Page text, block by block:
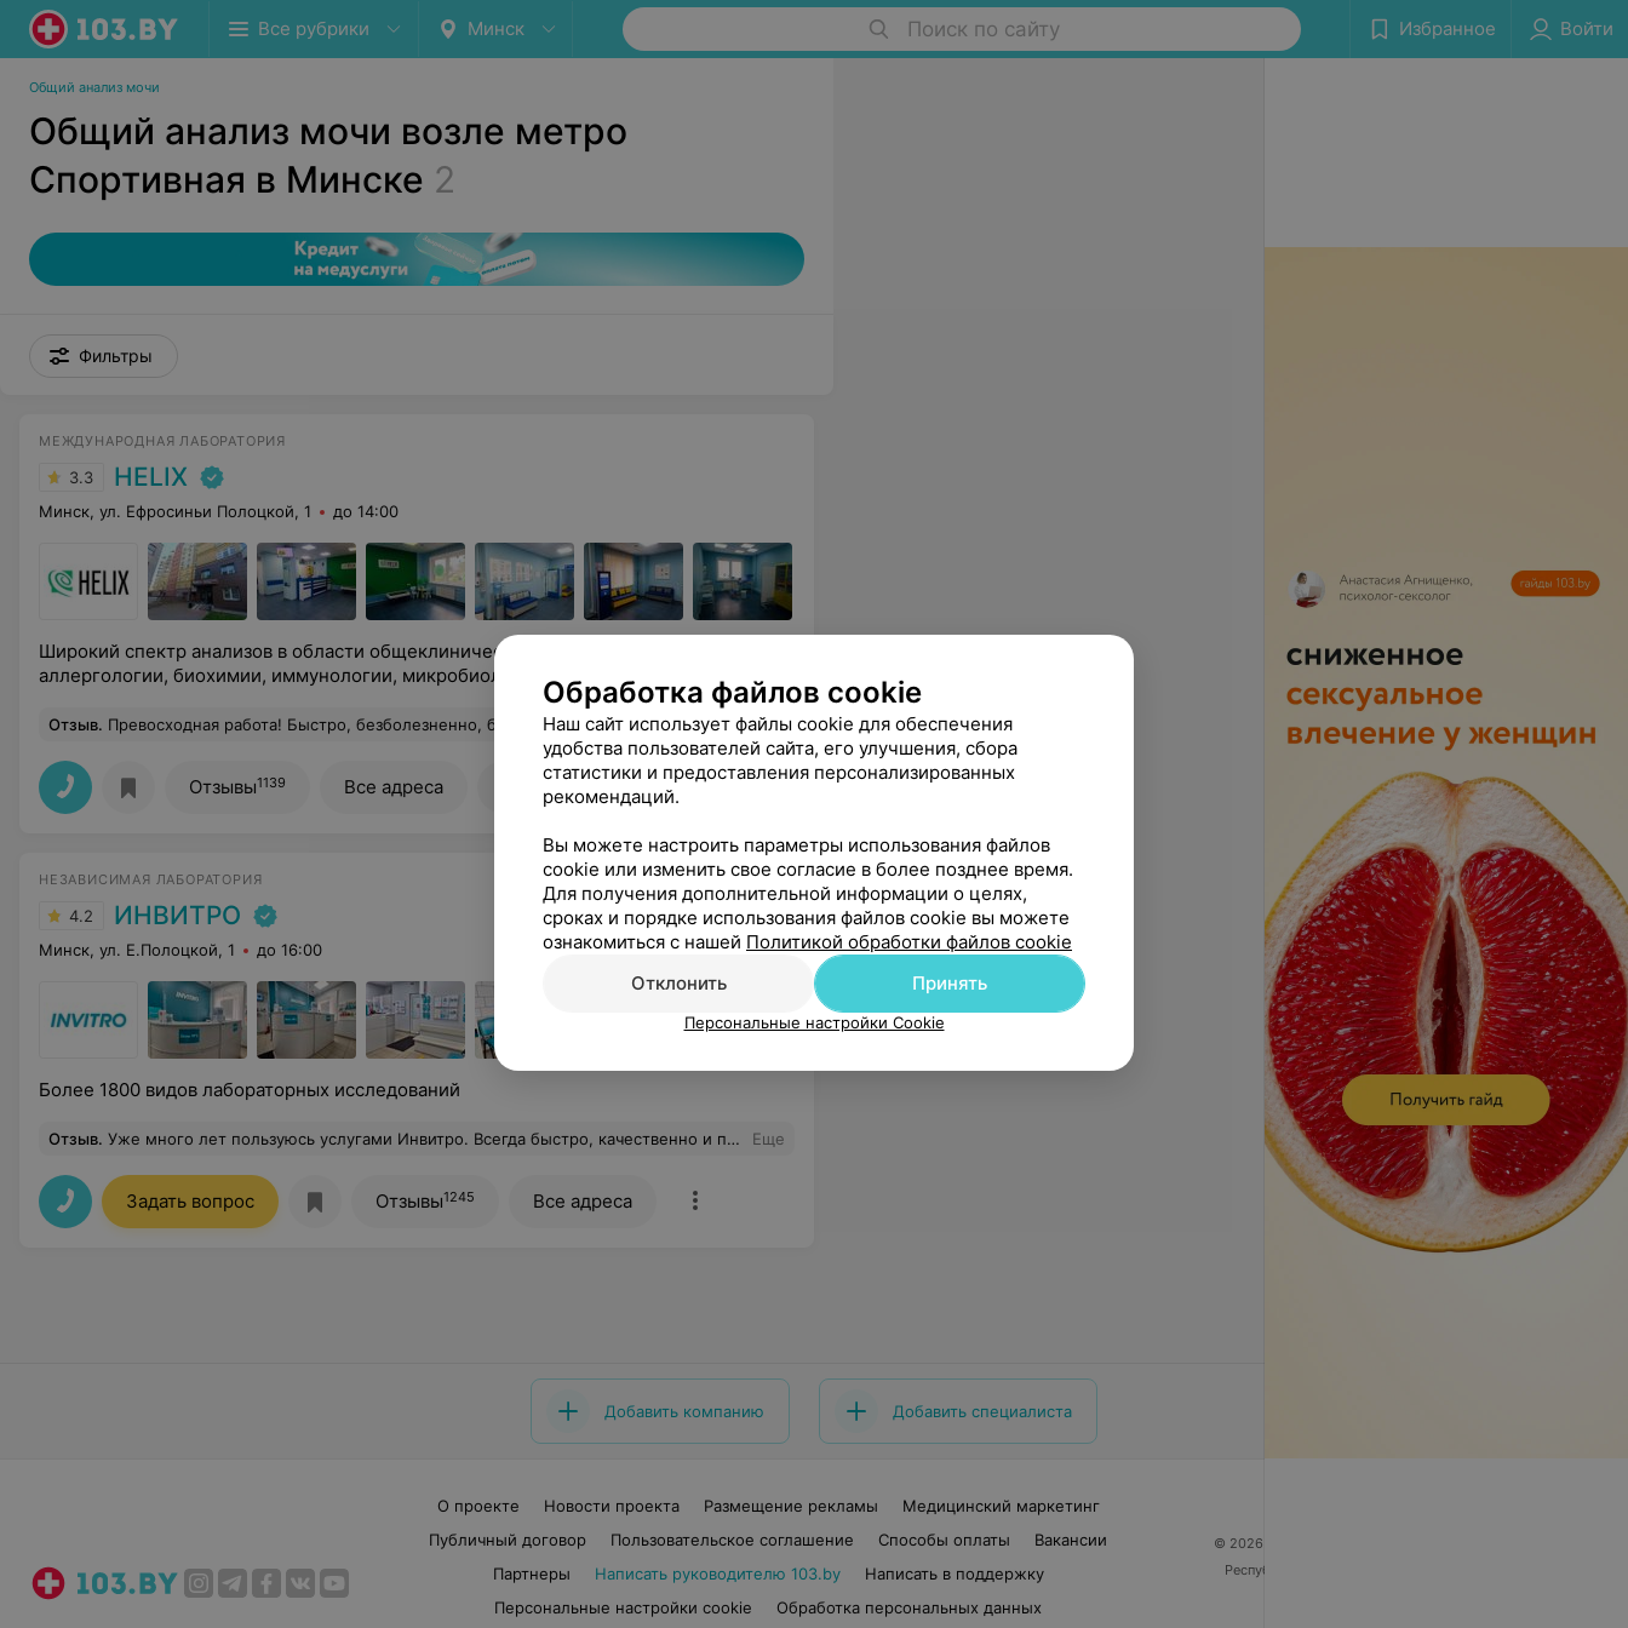
Все рубрики Минск Поиск по сайту Избранное Войти
Общий анализ мочи
Общий анализ мочи возле метро
Спортивная в Минске 2
Фильтры
МЕЖДУНАРОДНАЯ ЛАБОРАТОРИЯ
3.3 HELIX
Минск, ул. Ефросиньи Полоцкой, 1 до 14:00
Широкий спектр анализов в области общеклинических исследований,
аллергологии, биохимии, иммунологии, микробиологии и др.
Отзыв. Превосходная работа! Быстро, безболезненно, без синяков и боли в течении дня, учитывая, что вен абсолютно не видно и мало кто их мог нащупать. Чудесная девочка в кабинете забора крови. Спасибо огромное❤️ Еще
Отзывы1139 Все адреса Все цены
НЕЗАВИСИМАЯ ЛАБОРАТОРИЯ
4.2 ИНВИТРО
Минск, ул. Е.Полоцкой, 1 до 16:00
Более 1800 видов лабораторных исследований
Отзыв. Уже много лет пользуюсь услугами Инвитро. Всегда быстро, качественно и по cito. Удобное расположение возле дома. В субботу в 7:30 сдала много анализов (ОАК, кровь на группу, гормоны, вирусы, биохимия) — и уже к 17 вечера этого же дня все анализы были готовы! Очень удобно! Также можно заказать результаты на английском языке, тогда все ещё и с переводом. Инвитро Кунцевщина — супер! Благодарю! Еще
Задать вопрос Отзывы1245 Все адреса
Добавить компанию Добавить специалиста
О проекте Новости проекта Размещение рекламы
Медицинский маркетинг
Публичный договор
Пользовательское соглашение Способы оплаты
Вакансии
Партнеры
Написать руководителю 103.by
Написать в поддержку
Персональные настройки cookie
Обработка персональных данных
© 2026 ООО «Артокс Лаб», УНП 191700409
Республика Беларусь, г. Минск, улица Толбухина, 2,
Обработка файлов cookie
Наш сайт использует файлы cookie для обеспечения
удобства пользователей сайта, его улучшения, сбора
статистики и предоставления персонализированных
рекомендаций.
Вы можете настроить параметры использования файлов
cookie или изменить свое согласие в более позднее время.
Для получения дополнительной информации о целях,
сроках и порядке использования файлов cookie вы можете
ознакомиться с нашей Политикой обработки файлов cookie
Отклонить
Принять
Персональные настройки Cookie